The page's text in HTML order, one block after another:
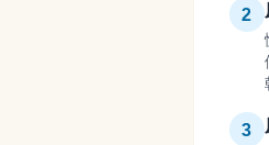
2
3